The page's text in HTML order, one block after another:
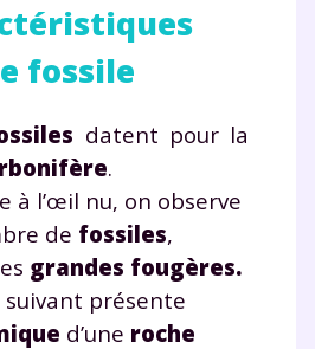
fossile
datent pour la
.
à l’œil nu, on observe
de fossiles,
grandes fougères.
suivant présente
d’une roche